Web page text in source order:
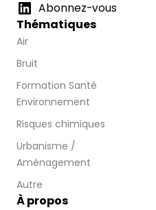
Abonnez-vous
Thématiques
Air
Bruit
Formation Santé
Environnement
Risques chimiques
Urbanisme /
Aménagement
Autre
À propos